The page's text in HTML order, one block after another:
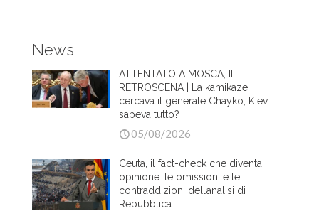
News
ATTENTATO A MOSCA, IL
RETROSCENA | La kamikaze
cercava il generale Chayko, Kiev
sapeva tutto?
05/08/2026
Ceuta, il fact-check che diventa
opinione: le omissioni e le
contraddizioni dell’analisi di
Repubblica